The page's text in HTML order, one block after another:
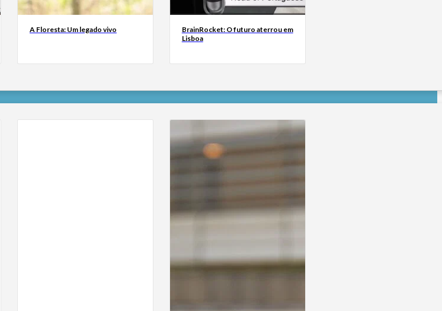
A Floresta: Um legado vivo
BrainRocket: O futuro aterrou em
Lisboa